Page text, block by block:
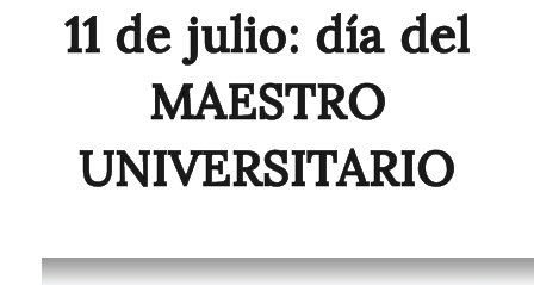
11 de julio: día del
MAESTRO
UNIVERSITARIO